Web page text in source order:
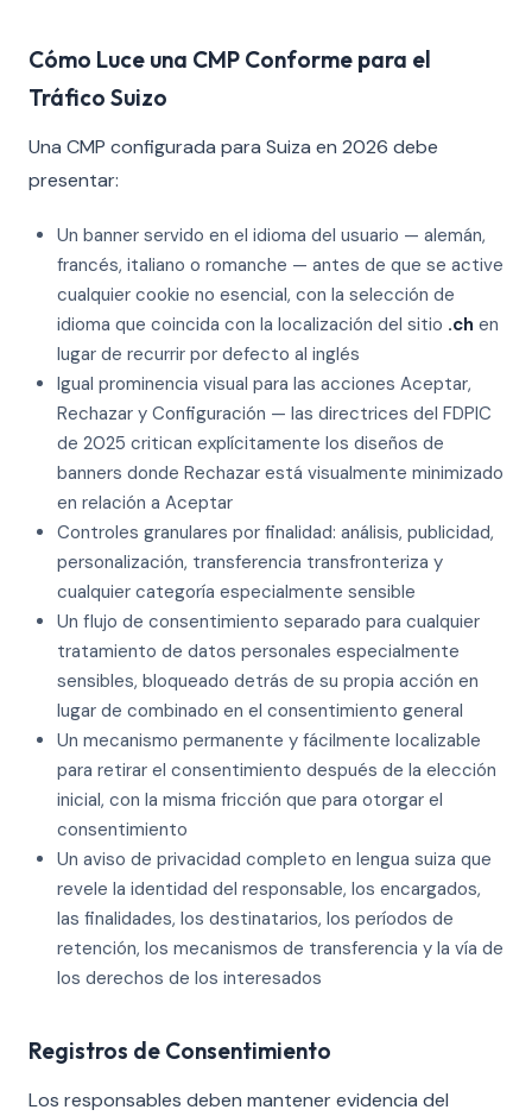
Cómo Luce una CMP Conforme para el
Tráfico Suizo
Una CMP configurada para Suiza en 2026 debe
presentar:
Un banner servido en el idioma del usuario — alemán,
francés, italiano o romanche — antes de que se active
cualquier cookie no esencial, con la selección de
idioma que coincida con la localización del sitio .ch en
lugar de recurrir por defecto al inglés
Igual prominencia visual para las acciones Aceptar,
Rechazar y Configuración — las directrices del FDPIC
de 2025 critican explícitamente los diseños de
banners donde Rechazar está visualmente minimizado
en relación a Aceptar
Controles granulares por finalidad: análisis, publicidad,
personalización, transferencia transfronteriza y
cualquier categoría especialmente sensible
Un flujo de consentimiento separado para cualquier
tratamiento de datos personales especialmente
sensibles, bloqueado detrás de su propia acción en
lugar de combinado en el consentimiento general
Un mecanismo permanente y fácilmente localizable
para retirar el consentimiento después de la elección
inicial, con la misma fricción que para otorgar el
consentimiento
Un aviso de privacidad completo en lengua suiza que
revele la identidad del responsable, los encargados,
las finalidades, los destinatarios, los períodos de
retención, los mecanismos de transferencia y la vía de
los derechos de los interesados
Registros de Consentimiento
Los responsables deben mantener evidencia del